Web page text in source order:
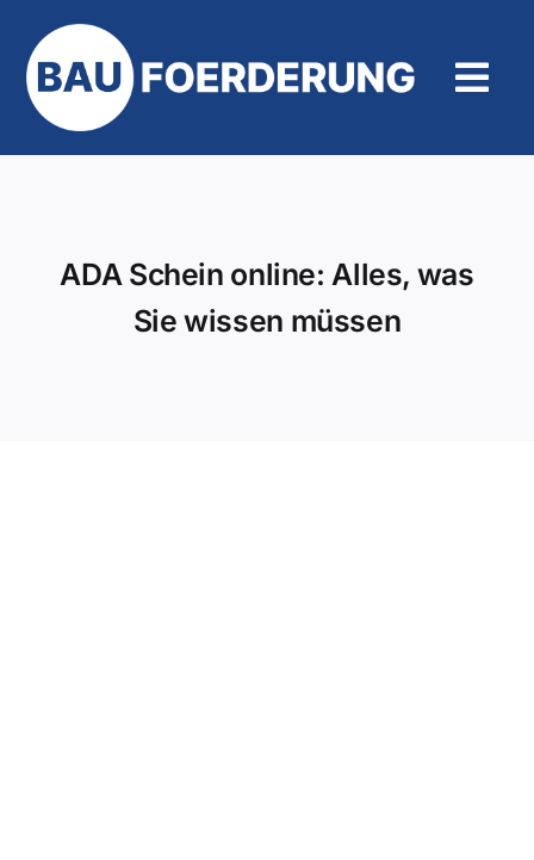
Inhalt
springen
ADA Schein online: Alles, was
Sie wissen müssen